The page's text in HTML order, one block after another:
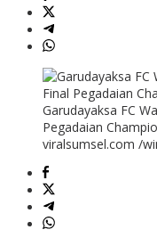
Garudayaksa FC
Pegadaian
viralsumsel.com /